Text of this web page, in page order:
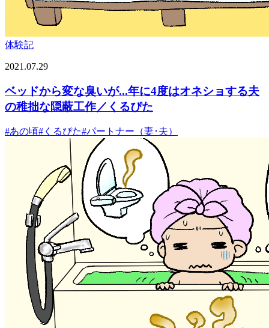
体験記
2021.07.29
ベッドから変な臭いが...年に4度はオネショする夫
の稚拙な隠蔽工作／くるぴた
#あの頃# くるぴた#パートナー（妻･夫）